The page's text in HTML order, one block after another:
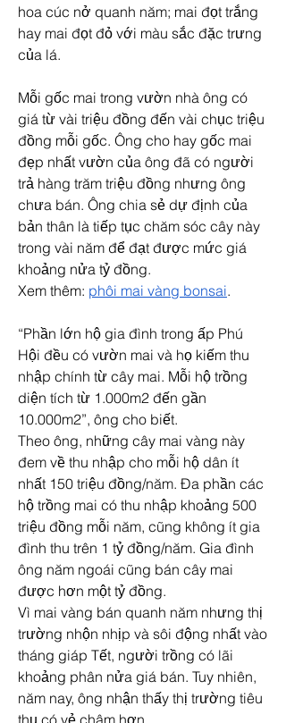
hoa cúc nở quanh năm; mai đọt trắng
hay mai đọt đỏ với màu sắc đặc trưng
của lá.
Mỗi gốc mai trong vườn nhà ông có
giá từ vài triệu đồng đến vài chục triệu
đồng mỗi gốc. Ông cho hay gốc mai
đẹp nhất vườn của ông đã có người
trả hàng trăm triệu đồng nhưng ông
chưa bán. Ông chia sẻ dự định của
bản thân là tiếp tục chăm sóc cây này
trong vài năm để đạt được mức giá
khoảng nửa tỷ đồng.
Xem thêm: phôi mai vàng bonsai.
“Phần lớn hộ gia đình trong ấp Phú
Hội đều có vườn mai và họ kiếm thu
nhập chính từ cây mai. Mỗi hộ trồng
diện tích từ 1.000m2 đến gần
10.000m2”, ông cho biết.
Theo ông, những cây mai vàng này
đem về thu nhập cho mỗi hộ dân ít
nhất 150 triệu đồng/năm. Đa phần các
hộ trồng mai có thu nhập khoảng 500
triệu đồng mỗi năm, cũng không ít gia
đình thu trên 1 tỷ đồng/năm. Gia đình
ông năm ngoái cũng bán cây mai
được hơn một tỷ đồng.
Vì mai vàng bán quanh năm nhưng thị
trường nhộn nhịp và sôi động nhất vào
tháng giáp Tết, người trồng có lãi
khoảng phân nửa giá bán. Tuy nhiên,
năm nay, ông nhận thấy thị trường tiêu
thụ có vẻ châm hơn.